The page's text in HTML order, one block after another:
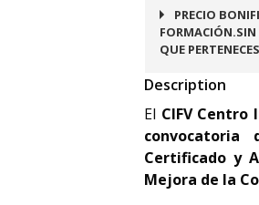
PRECIO
FORMACIÓN.SIN
QUE
Description
El CIFV
convocatoria
Certificado y
Mejora de la